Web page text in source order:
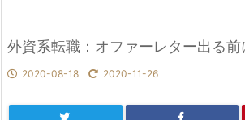
外資系転職：オファーレター出る
2020-08-18 2020-11-26